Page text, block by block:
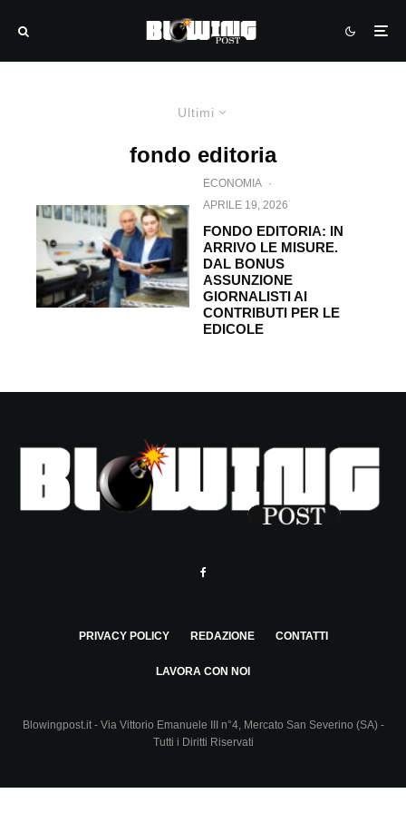
Ultimi
fondo editoria
ECONOMIA ·
APRILE 19, 2026
FONDO EDITORIA: IN
ARRIVO LE MISURE.
DAL BONUS
ASSUNZIONE
GIORNALISTI AI
CONTRIBUTI PER LE
EDICOLE
PRIVACY POLICY REDAZIONE CONTATTI
LAVORA CON NOI
Blowingpost.it - Via Vittorio Emanuele III n°4, Mercato San Severino (SA) -
Tutti i Diritti Riservati